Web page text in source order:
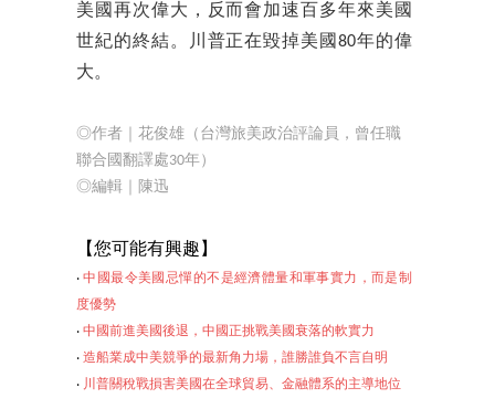
美國再次偉大，反而會加速百多年來美國
世紀的終結。川普正在毀掉美國80年的偉
大。
◎作者｜花俊雄（台灣旅美政治評論員，曾任職
聯合國翻譯處30年）
◎編輯｜陳迅
【您可能有興趣】
‧中國最令美國忌憚的不是經濟體量和軍事實力，而是制
度優勢
‧ 中國前進美國後退，中國正挑戰美國衰落的軟實力
‧ 造船業成中美競爭的最新角力場，誰勝誰負不言自明
‧ 川普關稅戰損害美國在全球貿易、金融體系的主導地位